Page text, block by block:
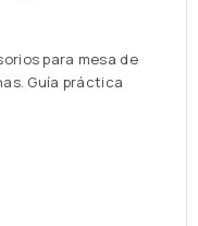
para mesa de
Guía práctica